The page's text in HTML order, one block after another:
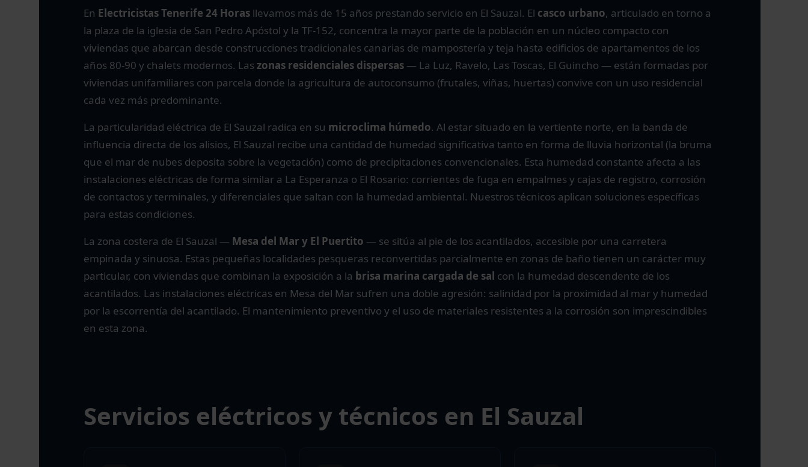
En Electricistas Tenerife 24 Horasllevamos más de 15 años prestando servicio en El Sauzal. El casco urbano, articulado en torno a
la plaza de la iglesia de San Pedro Apóstol y la TF-152, concentra la mayor parte de la población en un núcleo compacto con
viviendas que abarcan desde construcciones tradicionales canarias de mampostería y teja hasta edificios de apartamentos de los
años 80-90 y chalets modernos. Las zonas residenciales dispersas— La Luz, Ravelo, Las Toscas, El Guincho — están formadas por
viviendas unifamiliares con parcela donde la agricultura de autoconsumo (frutales, viñas, huertas) convive con un uso residencial
cada vez más predominante.
La particularidad eléctrica de El Sauzal radica en su microclima húmedo. Al estar situado en la vertiente norte, en la banda de
influencia directa de los alisios, El Sauzal recibe una cantidad de humedad significativa tanto en forma de lluvia horizontal (la bruma
que el mar de nubes deposita sobre la vegetación) como de precipitaciones convencionales. Esta humedad constante afecta a las
instalaciones eléctricas de forma similar a La Esperanza o El Rosario: corrientes de fuga en empalmes y cajas de registro, corrosión
de contactos y terminales, y diferenciales que saltan con la humedad ambiental. Nuestros técnicos aplican soluciones específicas
para estas condiciones.
La zona costera de El Sauzal — Mesa del Mar y El Puertito — se sitúa al pie de los acantilados, accesible por una carretera
empinada y sinuosa. Estas pequeñas localidades pesqueras reconvertidas parcialmente en zonas de baño tienen un carácter muy
particular, con viviendas que combinan la exposición a la brisa marina cargada de sal con la humedad descendente de los
acantilados. Las instalaciones eléctricas en Mesa del Mar sufren una doble agresión: salinidad por la proximidad al mar y humedad
por la escorrentía del acantilado. El mantenimiento preventivo y el uso de materiales resistentes a la corrosión son imprescindibles
en esta zona.
Servicios eléctricos y técnicos en El Sauzal